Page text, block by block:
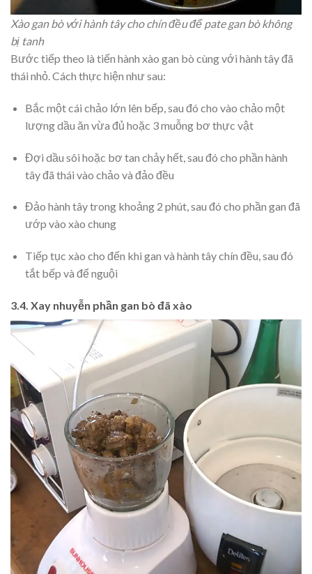
Xào gan bò với hành tây cho chín đều để pate gan bò không
bị tanh
Bước tiếp theo là tiến hành xào gan bò cùng với hành tây đã
thái nhỏ. Cách thực hiện như sau:
Bắc một cái chảo lớn lên bếp, sau đó cho vào chảo một
lượng dầu ăn vừa đủ hoặc 3 muỗng bơ thực vật
Đợi dầu sôi hoặc bơ tan chảy hết, sau đó cho phần hành
tây đã thái vào chảo và đảo đều
Đảo hành tây trong khoảng 2 phút, sau đó cho phần gan đã
ướp vào xào chung
Tiếp tục xào cho đến khi gan và hành tây chín đều, sau đó
tắt bếp và để nguội
3.4. Xay nhuyễn phần gan bò đã xào